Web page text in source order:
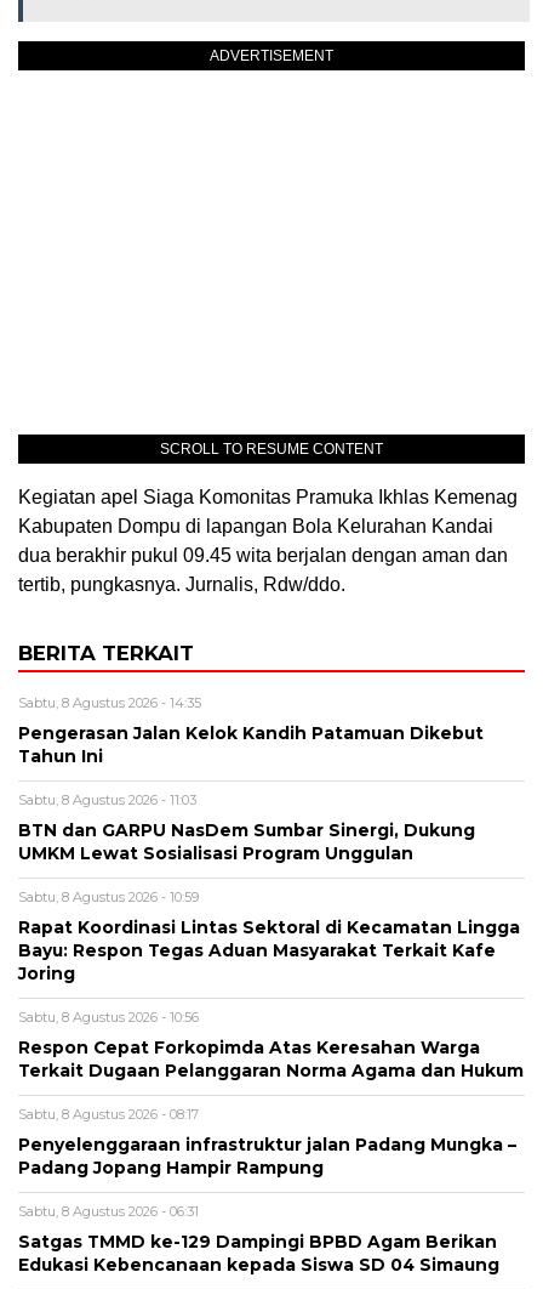
ADVERTISEMENT
SCROLL TO RESUME CONTENT
Kegiatan apel Siaga Komonitas Pramuka Ikhlas Kemenag
Kabupaten Dompu di lapangan Bola Kelurahan Kandai
dua berakhir pukul 09.45 wita berjalan dengan aman dan
tertib, pungkasnya. Jurnalis, Rdw/ddo.
BERITA TERKAIT
Sabtu, 8 Agustus 2026 - 14:35
Pengerasan Jalan Kelok Kandih Patamuan Dikebut
Tahun Ini
Sabtu, 8 Agustus 2026 - 11:03
BTN dan GARPU NasDem Sumbar Sinergi, Dukung
UMKM Lewat Sosialisasi Program Unggulan
Sabtu, 8 Agustus 2026 - 10:59
Rapat Koordinasi Lintas Sektoral di Kecamatan Lingga
Bayu: Respon Tegas Aduan Masyarakat Terkait Kafe
Joring
Sabtu, 8 Agustus 2026 - 10:56
Respon Cepat Forkopimda Atas Keresahan Warga
Terkait Dugaan Pelanggaran Norma Agama dan Hukum
Sabtu, 8 Agustus 2026 - 08:17
Penyelenggaraan infrastruktur jalan Padang Mungka –
Padang Jopang Hampir Rampung
Sabtu, 8 Agustus 2026 - 06:31
Satgas TMMD ke-129 Dampingi BPBD Agam Berikan
Edukasi Kebencanaan kepada Siswa SD 04 Simaung